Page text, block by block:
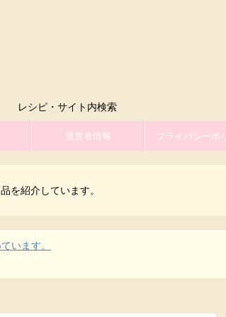
レシピ・サイト内検索
運営者情報 プライバシーポ
を紹介しています。
います。